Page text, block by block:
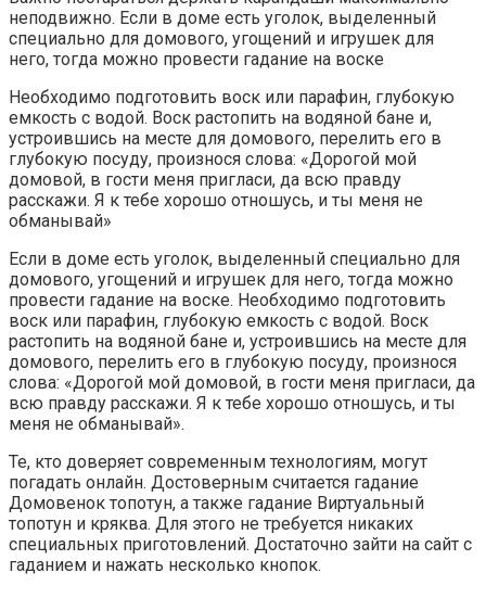
неподвижно. Если в доме есть уголок, выделенный
специально для домового, угощений и игрушек для
него, тогда можно провести гадание на воске
Необходимо подготовить воск или парафин, глубокую
емкость с водой. Воск растопить на водяной бане и,
устроившись на месте для домового, перелить его в
глубокую посуду, произнося слова: «Дорогой мой
домовой, в гости меня пригласи, да всю правду
расскажи. Я к тебе хорошо отношусь, и ты меня не
обманывай»
Если в доме есть уголок, выделенный специально для
домового, угощений и игрушек для него, тогда можно
провести гадание на воске. Необходимо подготовить
воск или парафин, глубокую емкость с водой. Воск
растопить на водяной бане и, устроившись на месте для
домового, перелить его в глубокую посуду, произнося
слова: «Дорогой мой домовой, в гости меня пригласи, да
всю правду расскажи. Я к тебе хорошо отношусь, и ты
меня не обманывай».
Те, кто доверяет современным технологиям, могут
погадать онлайн. Достоверным считается гадание
Домовенок топотун, а также гадание Виртуальный
топотун и кряква. Для этого не требуется никаких
специальных приготовлений. Достаточно зайти на сайт с
гаданием и нажать несколько кнопок.